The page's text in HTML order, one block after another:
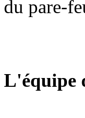
du pare-
L'équipe